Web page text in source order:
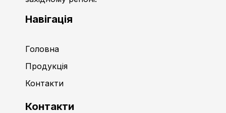
Навігація
Головна
Продукція
Контакти
Контакти